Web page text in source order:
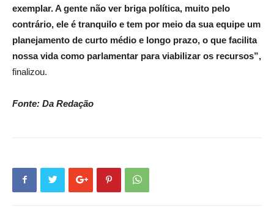
exemplar. A gente não ver briga política, muito pelo
contrário, ele é tranquilo e tem por meio da sua equipe um
planejamento de curto médio e longo prazo, o que facilita
nossa vida como parlamentar para viabilizar os recursos”,
finalizou.
Fonte: Da Redação